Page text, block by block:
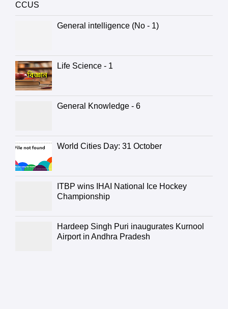
CCUS
General intelligence (No - 1)
Life Science - 1
General Knowledge - 6
World Cities Day: 31 October
ITBP wins IHAI National Ice Hockey
Championship
Hardeep Singh Puri inaugurates Kurnool
Airport in Andhra Pradesh